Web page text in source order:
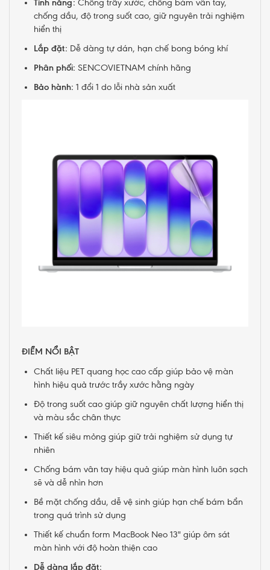
Tính năng: Chống trầy xước, chống bám vân tay,
chống dầu, độ trong suốt cao, giữ nguyên trải nghiệm
hiển thị
Lắp đặt: Dễ dàng tự dán, hạn chế bong bóng khí
Phân phối: SENCOVIETNAM chính hãng
Bảo hành: 1 đổi 1 do lỗi nhà sản xuất
ĐIỂM NỔI BẬT
Chất liệu PET quang học cao cấp giúp bảo vệ màn
hình hiệu quả trước trầy xước hằng ngày
Độ trong suốt cao giúp giữ nguyên chất lượng hiển thị
và màu sắc chân thực
Thiết kế siêu mỏng giúp giữ trải nghiệm sử dụng tự
nhiên
Chống bám vân tay hiệu quả giúp màn hình luôn sạch
sẽ và dễ nhìn hơn
Bề mặt chống dầu, dễ vệ sinh giúp hạn chế bám bẩn
trong quá trình sử dụng
Thiết kế chuẩn form MacBook Neo 13" giúp ôm sát
màn hình với độ hoàn thiện cao
Dễ dàng lắp đặt: